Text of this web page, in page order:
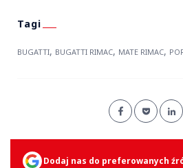
BUGATTI, BUGATTI RIMAC, MATE RIMAC,
Dodaj nas do preferowanych